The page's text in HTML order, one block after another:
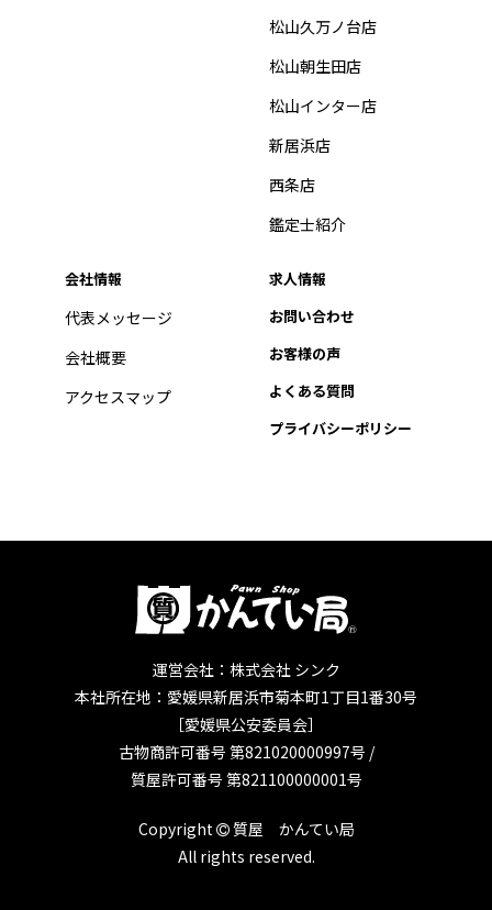
松山久万ノ台店
松山朝生田店
松山インター店
新居浜店
西条店
鑑定士紹介
会社情報
代表メッセージ
会社概要
アクセスマップ
求人情報
お問い合わせ
お客様の声
よくある質問
プライバシーポリシー
運営会社：株式会社 シンク
本社所在地：愛媛県新居浜市菊本町1丁目1番30号
［愛媛県公安委員会］
古物商許可番号 第821020000997号 /
質屋許可番号 第821100000001号
Copyright
質屋 かんてい局
All rights reserved.